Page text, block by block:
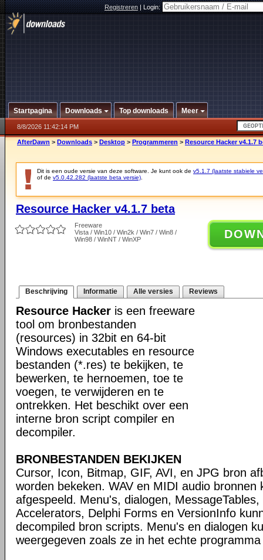
Registreren|Login:
Startpagina Downloads Top downloads Meer
8/8/2026 11:42:14 PM
AfterDawn > Downloads > Desktop > Programmeren > Resource Hacker v4.1.7
Dit is een oude versie van deze software. Je kunt ook de v5.1.7 (laatste stabiele
of de v5.0.42.282 (laatste beta versie)
Resource Hacker v4.1.7 beta
Freeware
Vista / Win10 / Win2k / Win7 / Win8 /
Win98 / WinNT / WinXP
Beschrijving Informatie Alle versies Reviews
Resource Hacker is een freeware
tool om bronbestanden
(resources) in 32bit en 64-bit
Windows executables en resource
bestanden (*.res) te bekijken, te
bewerken, te hernoemen, toe te
voegen, te verwijderen en te
ontrekken. Het beschikt over een
interne bron script compiler en
decompiler.
BRONBESTANDEN BEKIJKEN
Cursor, Icon, Bitmap, GIF, AVI, en JPG bron
worden bekeken. WAV en MIDI audio bronnen
afgespeeld. Menu's, dialogen, MessageTables,
Accelerators, Delphi Forms en VersionInfo
decompiled bron scripts. Menu's en dialogen
weergegeven zoals ze in het echte